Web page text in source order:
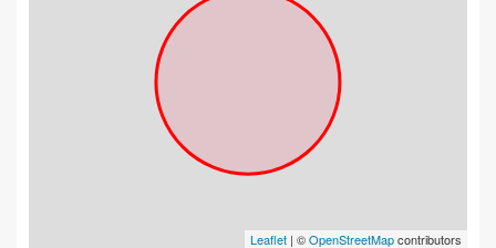
Leaflet | ©OpenStreetMapcontributors